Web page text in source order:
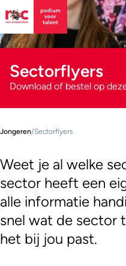
Sectorflyers
Download of bestel op
Jongeren/Sectorflyers
Weet je al welke
sector heeft een
alle informatie
snel wat de sector
het bij jou past.